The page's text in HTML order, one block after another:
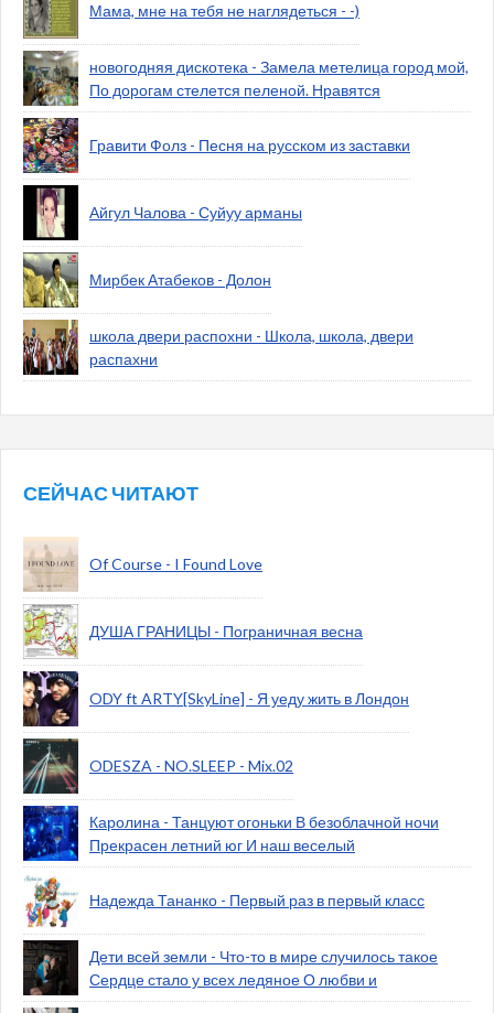
Мама, мне на тебя не наглядеться - -)
новогодняя дискотека - Замела метелица город мой,
По дорогам стелется пеленой. Нравятся
Гравити Фолз - Песня на русском из заставки
Айгул Чалова - Суйуу арманы
Мирбек Атабеков - Долон
школа двери распохни - Школа, школа, двери
распахни
СЕЙЧАС ЧИТАЮТ
Of Course - I Found Love
ДУША ГРАНИЦЫ - Пограничная весна
ODY ft ARTY[SkyLine] - Я уеду жить в Лондон
ODESZA - NO.SLEEP - Mix.02
Каролина - Танцуют огоньки В безоблачной ночи
Прекрасен летний юг И наш веселый
Надежда Тананко - Первый раз в первый класс
Дети всей земли - Что-то в мире случилось такое
Сердце стало у всех ледяное О любви и